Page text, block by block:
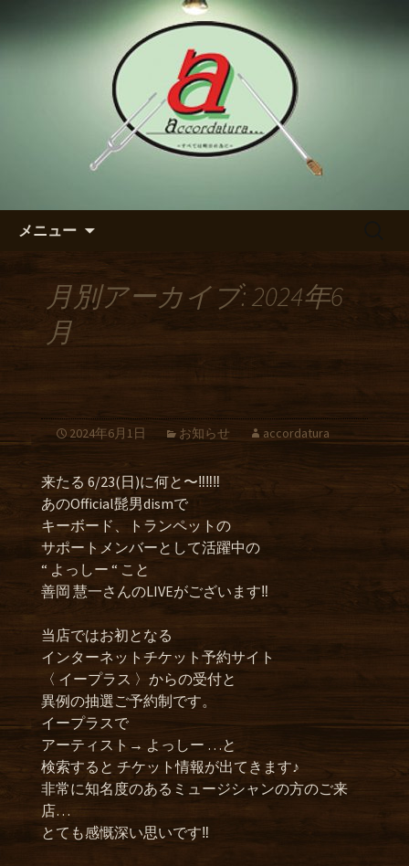
東区の泉のダイニングバー
【アッコルダトゥーラ】のブ
【アッコルダトゥーラ】のブログ
メニュー
月別アーカイブ: 2024年6
月
2024年6月1日 お知らせ accordatura
来たる 6/23(日)に何と〜‼︎‼︎‼︎
あのOfficial髭男dismで
キーボード、トランペットの
サポートメンバーとして活躍中の
“ よっしー “ こと
善岡 慧一さんのLIVEがございます‼︎
当店ではお初となる
インターネットチケット予約サイト
〈 イープラス 〉からの受付と
異例の抽選ご予約制です。
イープラスで
アーティスト→ よっしー …と
検索すると チケット情報が出てきます♪
非常に知名度のあるミュージシャンの方のご来
店…
とても感慨深い思いです‼︎